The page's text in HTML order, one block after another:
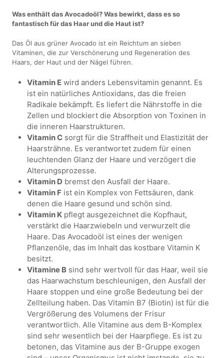
Was enthält das Avocadoöl? Was bewirkt, dass es so
fantastisch für das Haar und die Haut ist?
Das Öl aus grüner Avocado ist ein Reichtum an sieben
Vitaminen, die zur Verschönerung und Regeneration des
Haars, der Haut und der Nägel führen.
Vitamin E wird anders Lebensvitamin genannt. Es
ist ein natürliches Antioxidans, das die freien
Radikale bekämpft. Es liefert die Nährstoffe in die
Zellen und blockiert die Absorption von Toxinen in
die inneren Haarstrukturen.
Vitamin C sorgt für die Straffheit und Elastizität der
Haarsträhne. Es verantwortet zudem für einen
leuchtenden Glanz der Haare und verzögert die
Alterungsprozesse.
Vitamin D bremst den Ausfall der Haare.
Vitamin F ist ein Komplex von Fettsäuren, dank
denen die Haare gesund und schön sind.
Vitamin K pflegt ausgezeichnet die Kopfhaut,
verstärkt die Haarzwiebeln und verwurzelt die
Haare. Das Avocadoöl ist eines der wenigen
Pflanzenöle, das im Inhalt das kostbare Vitamin K
besitzt.
Vitamine B sind sehr wertvoll für das Haar, weil sie
das Haarwachstum beschleunigen, den Ausfall der
Haare stoppen und eine große Bedeutung bei der
Zellteilung haben. Das Vitamin B7 (Biotin) ist für die
Vergrößerung des Volumens der Frisur
verantwortlich. Alle Vitamine aus dem B-Komplex
sind sehr wesentlich bei der Haarpflege. Es ist zu
betonen, das Vitamine aus der B-Gruppe exogen